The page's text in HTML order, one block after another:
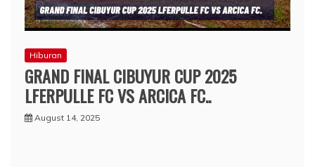
Hiburan
GRAND FINAL CIBUYUR CUP 2025
LFERPULLE FC VS ARCICA FC..
August 14, 2025